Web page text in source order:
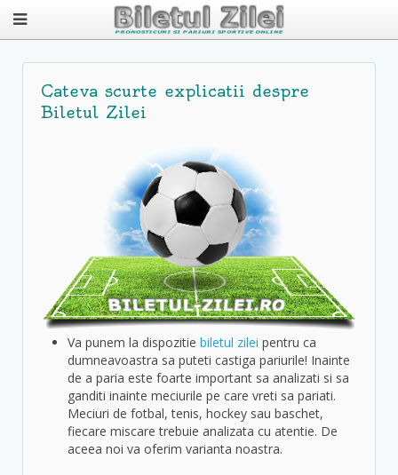
Cateva scurte explicatii despre
Biletul Zilei
Va punem la dispozitie biletul zilei pentru ca
dumneavoastra sa puteti castiga pariurile! Inainte
de a paria este foarte important sa analizati si sa
ganditi inainte meciurile pe care vreti sa pariati.
Meciuri de fotbal, tenis, hockey sau baschet,
fiecare miscare trebuie analizata cu atentie. De
aceea noi va oferim varianta noastra.